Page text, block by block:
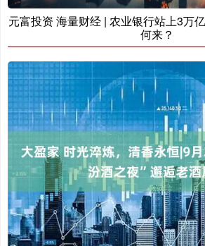
元富投资 海量财经 | 农业银行站上3万
何来？